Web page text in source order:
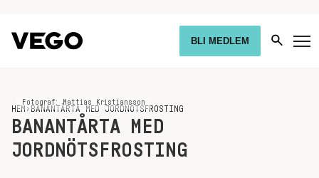
BLI MEDLEM
HEM › BANANTÅRTA MED JORDNÖTSFROSTING
Fotograf: Mattias Kristiansson
BANANTÅRTA MED
JORDNÖTSFROSTING